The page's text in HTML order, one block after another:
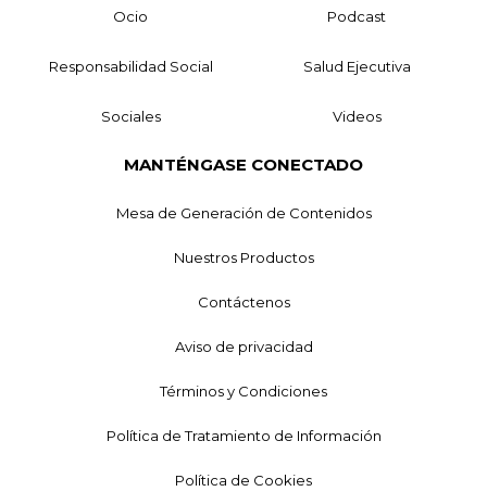
Ocio Podcast
Responsabilidad Social Salud Ejecutiva
Sociales Videos
MANTÉNGASE CONECTADO
Mesa de Generación de Contenidos
Nuestros Productos
Contáctenos
Aviso de privacidad
Términos y Condiciones
Política de Tratamiento de Información
Política de Cookies